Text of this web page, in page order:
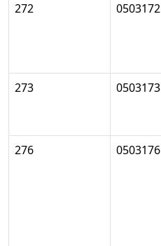
272
0503172
273
0503173
276
0503176